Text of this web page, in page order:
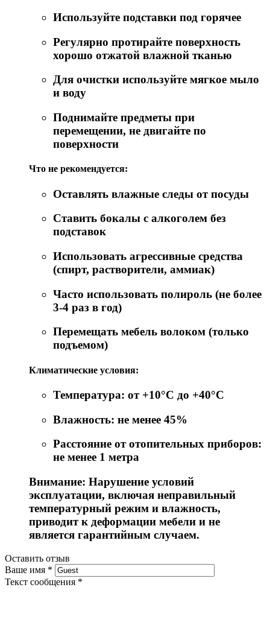
Используйте подставки под горячее
Регулярно протирайте поверхность
хорошо отжатой влажной тканью
Для очистки используйте мягкое мыло
и воду
Поднимайте предметы при
перемещении, не двигайте по
поверхности
Что не рекомендуется:
Оставлять влажные следы от посуды
Ставить бокалы с алкоголем без
подставок
Использовать агрессивные средства
(спирт, растворители, аммиак)
Часто использовать полироль (не более
3-4 раз в год)
Перемещать мебель волоком (только
подъемом)
Климатические условия:
Температура: от +10°C до +40°C
Влажность: не менее 45%
Расстояние от отопительных приборов:
не менее 1 метра
Внимание: Нарушение условий
эксплуатации, включая неправильный
температурный режим и влажность,
приводит к деформации мебели и не
является гарантийным случаем.
Оставить отзыв
Ваше имя *
Текст сообщения *